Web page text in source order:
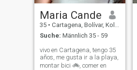
Maria Cande
35 • Cartagena, Bolívar, Kolumbien
Suche: Männlich 35 - 59
vivo en Cartagena, tengo 35
años, me gusta ir a la playa,
montar bici 🚲, comer en